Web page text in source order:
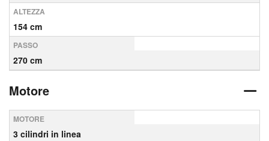
ALTEZZA
154 cm
PASSO
270 cm
Motore
MOTORE
3 cilindri in linea